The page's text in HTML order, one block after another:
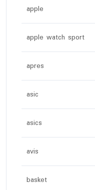
apple
apple watch sport
apres
asic
asics
avis
basket